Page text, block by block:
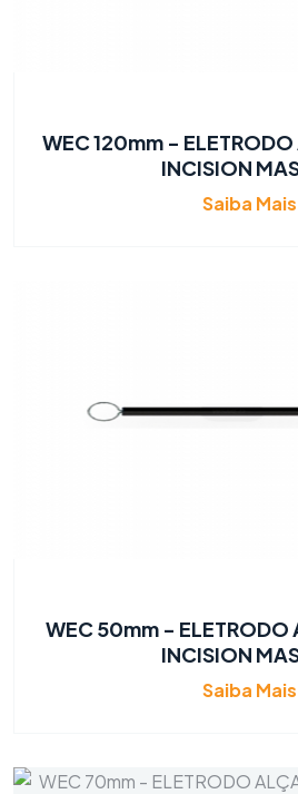
WEC 120mm -
INCISION
Saiba Mais
WEC 50mm - ELETRODO
INCISION
Saiba Mais